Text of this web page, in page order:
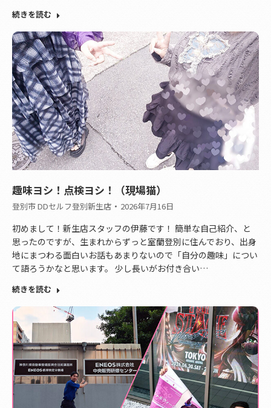
続きを読む
趣味ヨシ！点検ヨシ！（現場猫）
登別市 DDセルフ登別新生店 2026年7月16日
初めまして！新生店スタッフの伊藤です！ 簡単な自己紹介、と
思ったのですが、生まれからずっと室蘭登別に住んでおり、出身
地にまつわる面白いお話もあまりないので「自分の趣味」につい
て語ろうかなと思います。 少し長いがお付き合い…
続きを読む